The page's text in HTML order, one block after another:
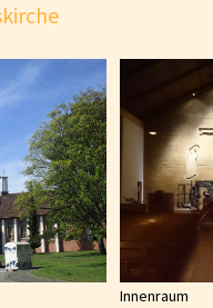
Innenraum